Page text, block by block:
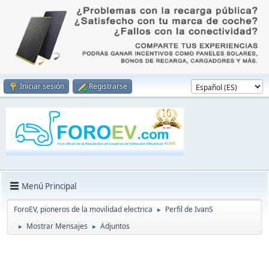
Iniciar sesión Registrarse
Menú Principal
ForoEV, pioneros de la movilidad electrica ► Perfil de IvanS
► Mostrar Mensajes ► Adjuntos